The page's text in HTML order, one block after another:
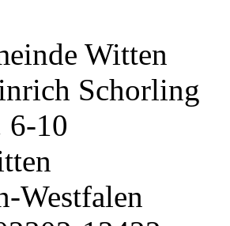
Witten
Schorling
6-10
Westfalen